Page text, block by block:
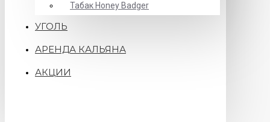
Табак Honey Badger
УГОЛЬ
АРЕНДА КАЛЬЯНА
АКЦИИ